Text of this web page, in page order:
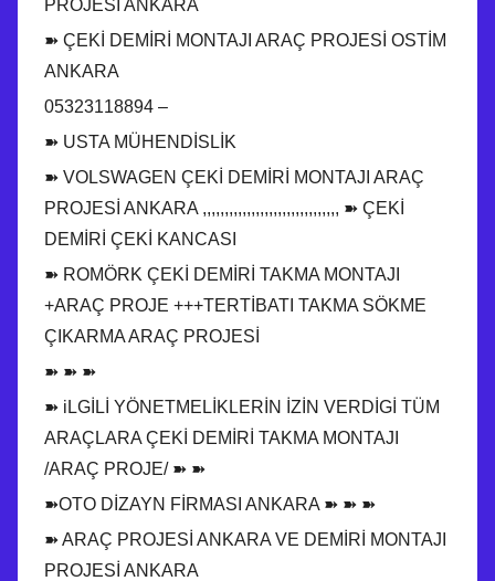
PROJESİ ANKARA
➽ ÇEKİ DEMİRİ MONTAJI ARAÇ PROJESİ OSTİM
ANKARA
05323118894 –
➽ USTA MÜHENDİSLİK
➽ VOLSWAGEN ÇEKİ DEMİRİ MONTAJI ARAÇ
PROJESİ ANKARA ,,,,,,,,,,,,,,,,,,,,,,,,,,,,,,, ➽ ÇEKİ
DEMİRİ ÇEKİ KANCASI
➽ ROMÖRK ÇEKİ DEMİRİ TAKMA MONTAJI
+ARAÇ PROJE +++TERTİBATI TAKMA SÖKME
ÇIKARMA ARAÇ PROJESİ
➽ ➽ ➽
➽ iLGİLİ YÖNETMELİKLERİN İZİN VERDİGİ TÜM
ARAÇLARA ÇEKİ DEMİRİ TAKMA MONTAJI
/ARAÇ PROJE/ ➽ ➽
➽OTO DİZAYN FİRMASI ANKARA ➽ ➽ ➽
➽ ARAÇ PROJESİ ANKARA VE DEMİRİ MONTAJI
PROJESİ ANKARA